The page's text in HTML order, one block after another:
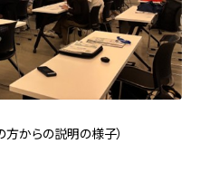
からの説明の様子）